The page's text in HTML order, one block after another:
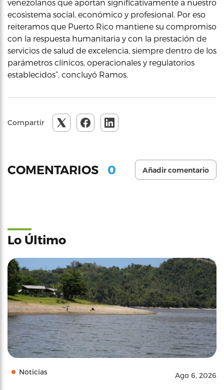
venezolanos que aportan significativamente a nuestro
ecosistema social, económico y profesional. Por eso
reiteramos que Puerto Rico mantiene su compromiso
con la respuesta humanitaria y con la prestación de
servicios de salud de excelencia, siempre dentro de los
parámetros clínicos, operacionales y regulatorios
establecidos”, concluyó Ramos.
Compartir
COMENTARIOS 0 Añadir comentario
Lo Último
Noticias Ago 6, 2026